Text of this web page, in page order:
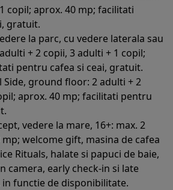
copil; aprox. 40 mp; facilitati
gratuit.
la parc, cu vedere laterala sau
+ 2 copii, 3 adulti + 1 copil;
pentru cafea si ceai, gratuit.
Side, ground floor: 2 adulti + 2
aprox. 40 mp; facilitati pentru
vedere la mare, 16+: max. 2
welcome gift, masina de cafea
Rituals, halate si papuci de baie,
camera, early check-in si late
functie de disponibilitate.